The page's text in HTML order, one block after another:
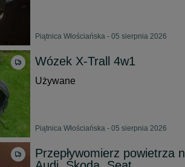
Piątnica Włościańska - 05 sierpnia 2026
Wózek X-Trall 4w1
Używane
Piątnica Włościańska - 05 sierpnia 2026
Przepływomierz powietrza